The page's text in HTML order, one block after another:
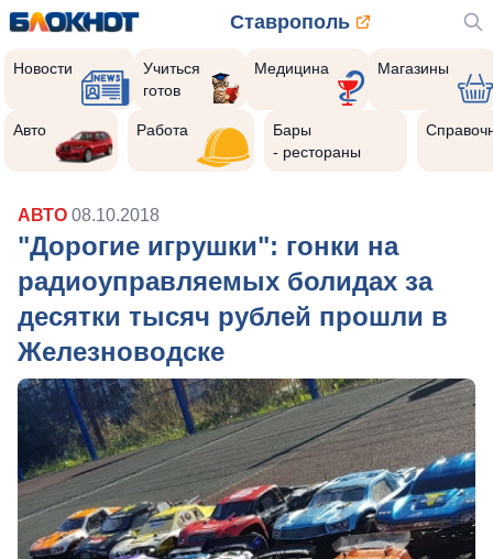
Ставрополь
Новости
Учиться
готов
Медицина Магазины
Авто Работа
Бары
- рестораны
АВТО 08.10.2018
"Дорогие игрушки": гонки на
радиоуправляемых болидах за
десятки тысяч рублей прошли в
Железноводске